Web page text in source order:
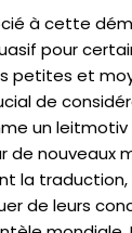
à cette
pour
petites et
de
un leitmotiv
de nouveaux
la traduction,
de leurs